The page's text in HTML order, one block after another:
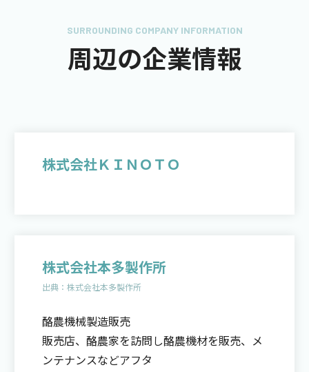
SURROUNDING COMPANY INFORMATION
周辺の企業情報
株式会社ＫＩＮＯＴＯ
株式会社本多製作所
出典： 株式会社本多製作所
酪農機械製造販売
販売店、酪農家を訪問し酪農機材を販売、メ
ンテナンスなどアフタ